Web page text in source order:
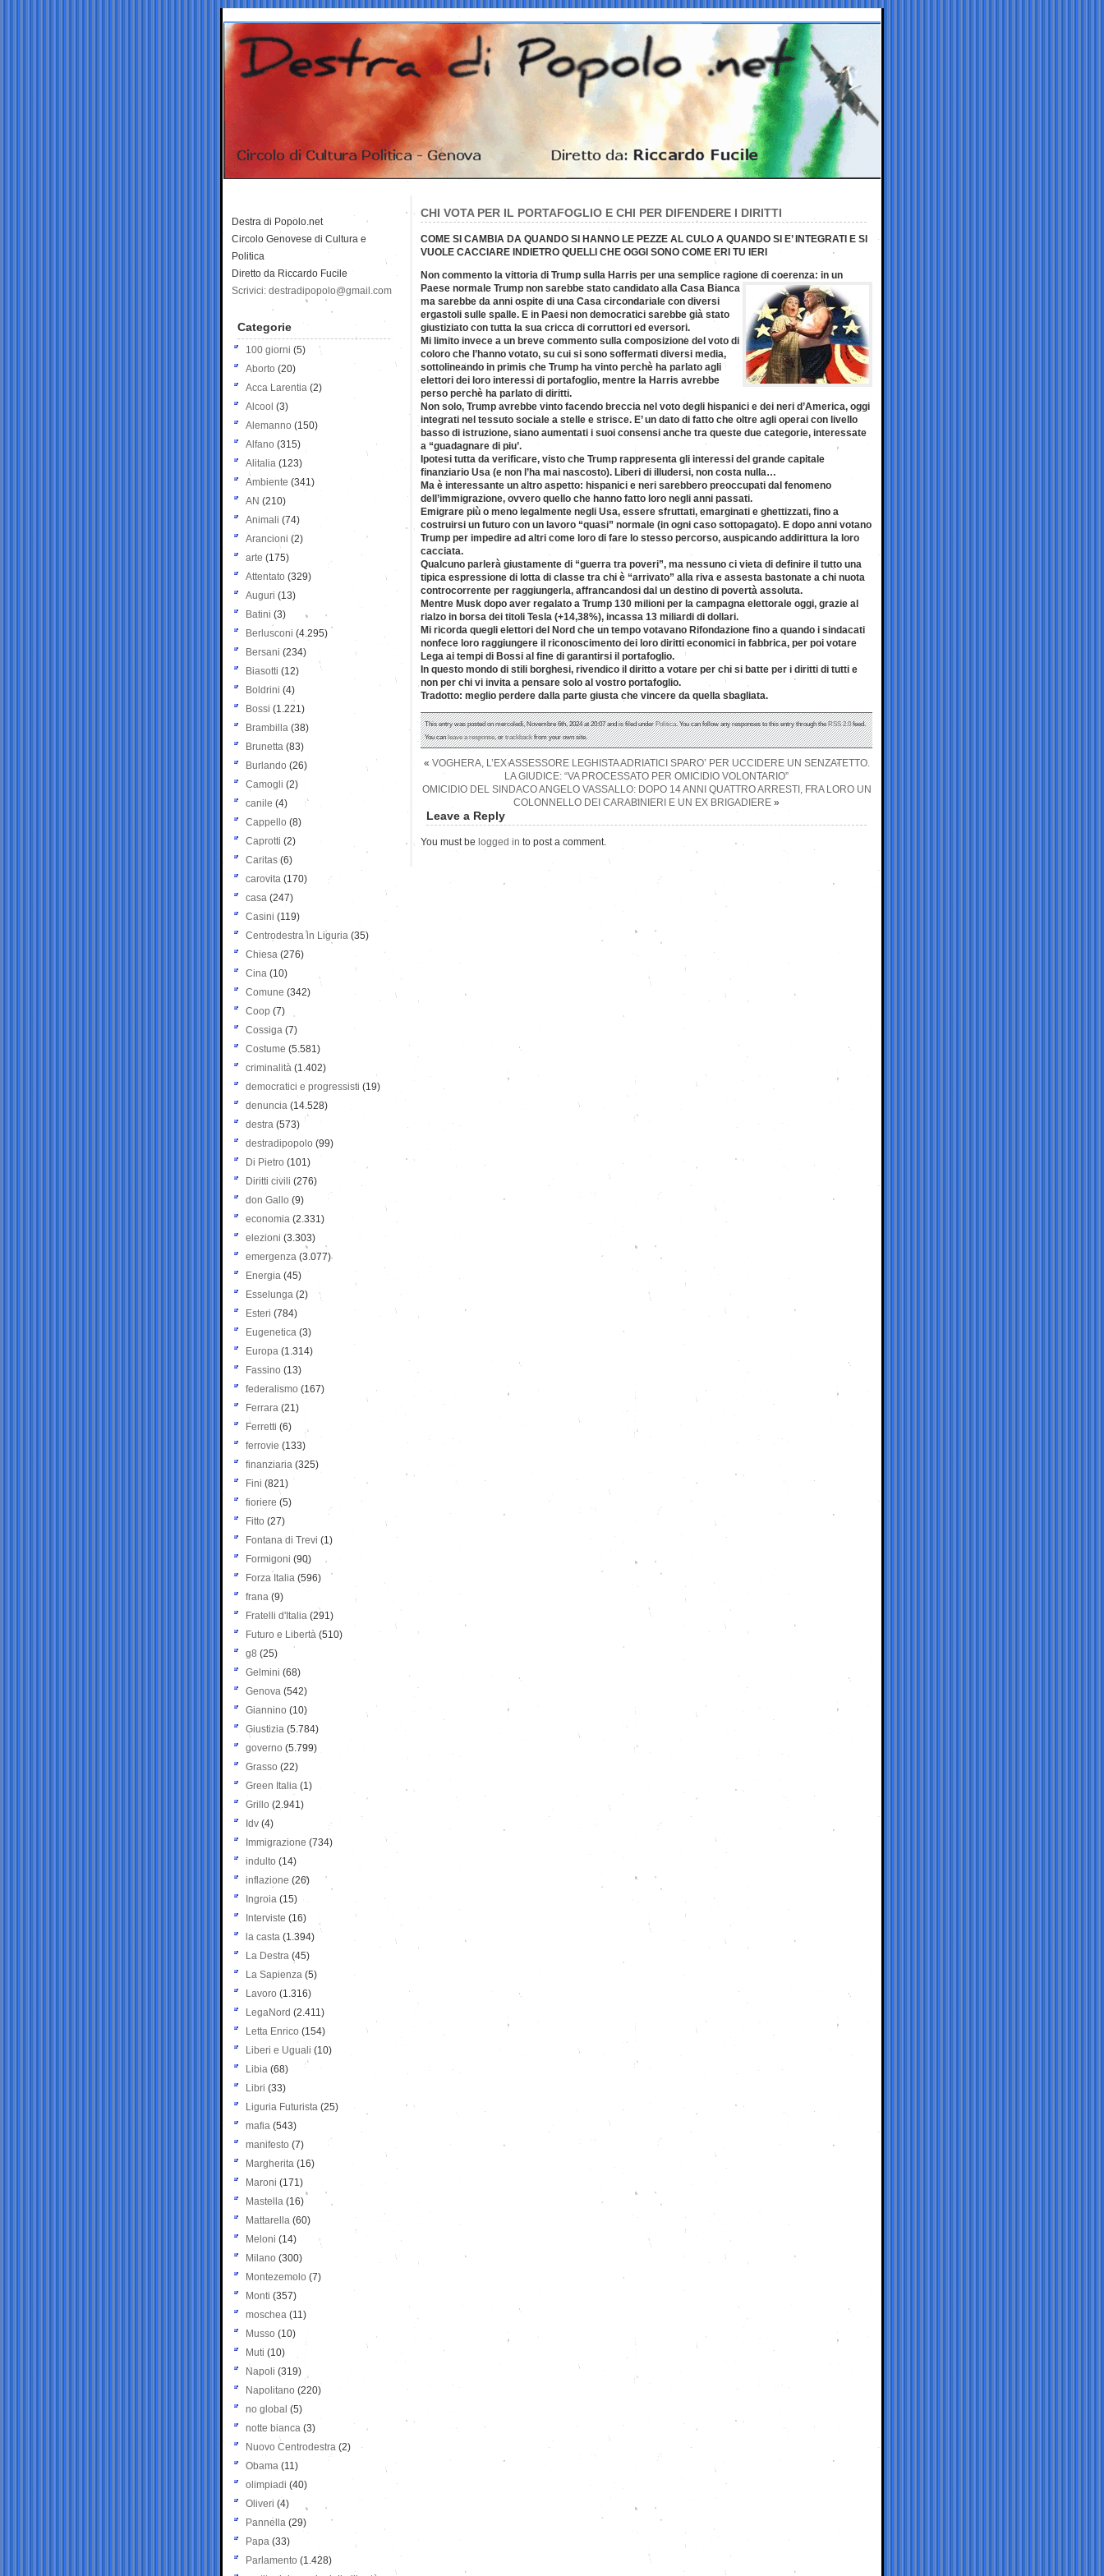
CHI VOTA PER IL PORTAFOGLIO E CHI PER DIFENDERE I DIRITTI
COME SI CAMBIA DA QUANDO SI HANNO LE PEZZE AL CULO A QUANDO SI E’ INTEGRATI E SI
VUOLE CACCIARE INDIETRO QUELLI CHE OGGI SONO COME ERI TU IERI
Non commento la vittoria di Trump sulla Harris per una semplice ragione di coerenza: in un
Paese normale Trump non sarebbe stato candidato alla Casa Bianca
ma sarebbe da anni ospite di una Casa circondariale con diversi
ergastoli sulle spalle. E in Paesi non democratici sarebbe già stato
giustiziato con tutta la sua cricca di corruttori ed eversori.
Mi limito invece a un breve commento sulla composizione del voto di
coloro che l’hanno votato, su cui si sono soffermati diversi media,
sottolineando in primis che Trump ha vinto perchè ha parlato agli
elettori dei loro interessi di portafoglio, mentre la Harris avrebbe
perso perchè ha parlato di diritti.
Non solo, Trump avrebbe vinto facendo breccia nel voto degli hispanici e dei neri d’America, oggi
integrati nel tessuto sociale a stelle e strisce. E’ un dato di fatto che oltre agli operai con livello
basso di istruzione, siano aumentati i suoi consensi anche tra queste due categorie, interessate
a “guadagnare di piu’.
Ipotesi tutta da verificare, visto che Trump rappresenta gli interessi del grande capitale
finanziario Usa (e non l’ha mai nascosto). Liberi di illudersi, non costa nulla…
Ma è interessante un altro aspetto: hispanici e neri sarebbero preoccupati dal fenomeno
dell’immigrazione, ovvero quello che hanno fatto loro negli anni passati.
Emigrare più o meno legalmente negli Usa, essere sfruttati, emarginati e ghettizzati, fino a
costruirsi un futuro con un lavoro “quasi” normale (in ogni caso sottopagato). E dopo anni votano
Trump per impedire ad altri come loro di fare lo stesso percorso, auspicando addirittura la loro
cacciata.
Qualcuno parlerà giustamente di “guerra tra poveri”, ma nessuno ci vieta di definire il tutto una
tipica espressione di lotta di classe tra chi è “arrivato” alla riva e assesta bastonate a chi nuota
controcorrente per raggiungerla, affrancandosi dal un destino di povertà assoluta.
Mentre Musk dopo aver regalato a Trump 130 milioni per la campagna elettorale oggi, grazie al
rialzo in borsa dei titoli Tesla (+14,38%), incassa 13 miliardi di dollari.
Mi ricorda quegli elettori del Nord che un tempo votavano Rifondazione fino a quando i sindacati
nonfece loro raggiungere il riconoscimento dei loro diritti economici in fabbrica, per poi votare
Lega ai tempi di Bossi al fine di garantirsi il portafoglio.
In questo mondo di stili borghesi, rivendico il diritto a votare per chi si batte per i diritti di tutti e
non per chi vi invita a pensare solo al vostro portafoglio.
Tradotto: meglio perdere dalla parte giusta che vincere da quella sbagliata.
This entry was posted on mercoledì, Novembre 6th, 2024 at 20:07 and is filed underPolitica. You can follow any responses to this entry through theRSS 2.0feed.
You canleave a response, ortrackbackfrom your own site.
« VOGHERA, L’EX ASSESSORE LEGHISTA ADRIATICI SPARO’ PER UCCIDERE UN SENZATETTO.
LA GIUDICE: “VA PROCESSATO PER OMICIDIO VOLONTARIO”
OMICIDIO DEL SINDACO ANGELO VASSALLO: DOPO 14 ANNI QUATTRO ARRESTI, FRA LORO UN
COLONNELLO DEI CARABINIERI E UN EX BRIGADIERE »
Leave a Reply
You must be logged in to post a comment.
Destra di Popolo.net
Circolo Genovese di Cultura e
Politica
Diretto da Riccardo Fucile
Scrivici: destradipopolo@gmail.com
Categorie
100 giorni (5)
Aborto (20)
Acca Larentia (2)
Alcool (3)
Alemanno (150)
Alfano (315)
Alitalia (123)
Ambiente (341)
AN (210)
Animali (74)
Arancioni (2)
arte (175)
Attentato (329)
Auguri (13)
Batini (3)
Berlusconi (4.295)
Bersani (234)
Biasotti (12)
Boldrini (4)
Bossi (1.221)
Brambilla (38)
Brunetta (83)
Burlando (26)
Camogli (2)
canile (4)
Cappello (8)
Caprotti (2)
Caritas (6)
carovita (170)
casa (247)
Casini (119)
Centrodestra in Liguria (35)
Chiesa (276)
Cina (10)
Comune (342)
Coop (7)
Cossiga (7)
Costume (5.581)
criminalità (1.402)
democratici e progressisti (19)
denuncia (14.528)
destra (573)
destradipopolo (99)
Di Pietro (101)
Diritti civili (276)
don Gallo (9)
economia (2.331)
elezioni (3.303)
emergenza (3.077)
Energia (45)
Esselunga (2)
Esteri (784)
Eugenetica (3)
Europa (1.314)
Fassino (13)
federalismo (167)
Ferrara (21)
Ferretti (6)
ferrovie (133)
finanziaria (325)
Fini (821)
fioriere (5)
Fitto (27)
Fontana di Trevi (1)
Formigoni (90)
Forza Italia (596)
frana (9)
Fratelli d'Italia (291)
Futuro e Libertà (510)
g8 (25)
Gelmini (68)
Genova (542)
Giannino (10)
Giustizia (5.784)
governo (5.799)
Grasso (22)
Green Italia (1)
Grillo (2.941)
Idv (4)
Immigrazione (734)
indulto (14)
inflazione (26)
Ingroia (15)
Interviste (16)
la casta (1.394)
La Destra (45)
La Sapienza (5)
Lavoro (1.316)
LegaNord (2.411)
Letta Enrico (154)
Liberi e Uguali (10)
Libia (68)
Libri (33)
Liguria Futurista (25)
mafia (543)
manifesto (7)
Margherita (16)
Maroni (171)
Mastella (16)
Mattarella (60)
Meloni (14)
Milano (300)
Montezemolo (7)
Monti (357)
moschea (11)
Musso (10)
Muti (10)
Napoli (319)
Napolitano (220)
no global (5)
notte bianca (3)
Nuovo Centrodestra (2)
Obama (11)
olimpiadi (40)
Oliveri (4)
Pannella (29)
Papa (33)
Parlamento (1.428)